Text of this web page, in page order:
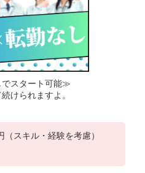
スタート可能≫
けられますよ。
スキル・経験を考慮）